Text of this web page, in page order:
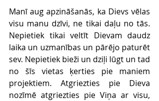
Manī aug apzināšanās, ka Dievs vēlas
visu manu dzīvi, ne tikai daļu no tās.
Nepietiek tikai veltīt Dievam daudz
laika un uzmanības un pārējo paturēt
sev. Nepietiek bieži un dziļi lūgt un tad
no šīs vietas ķerties pie maniem
projektiem. Atgriezties pie Dieva
nozīmē atgriezties pie Viņa ar visu,